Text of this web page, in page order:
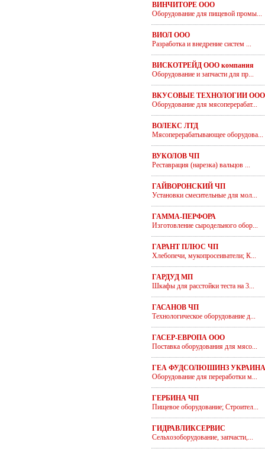
ВИНЧИТОРЕ ООО
Оборудование для пищевой промы...
ВИОЛ ООО
Разработка и внедрение систем ...
ВИСКОТРЕЙД ООО компания
Оборудование и запчасти для пр...
ВКУСОВЫЕ ТЕХНОЛОГИИ ООО
Оборудование для мясоперерабат...
ВОЛЕКС ЛТД
Мясоперерабатывающее оборудова...
ВУКОЛОВ ЧП
Реставрация (нарезка) вальцов ...
ГАЙВОРОНСКИЙ ЧП
Установки смесительные для мол...
ГАММА-ПЕРФОРА
Изготовление сыродельного обор...
ГАРАНТ ПЛЮС ЧП
Хлебопечи, мукопросеиватели; К...
ГАРДУД МП
Шкафы для расстойки теста на 3...
ГАСАНОВ ЧП
Технологическое оборудование д...
ГАСЕР-ЕВРОПА ООО
Поставка оборудования для мясо...
ГЕА ФУДСОЛЮШИНЗ УКРАИНА
Оборудование для переработки м...
ГЕРБИНА ЧП
Пищевое оборудование; Строител...
ГИДРАВЛИКСЕРВИС
Сельхозоборудование, запчасти,...